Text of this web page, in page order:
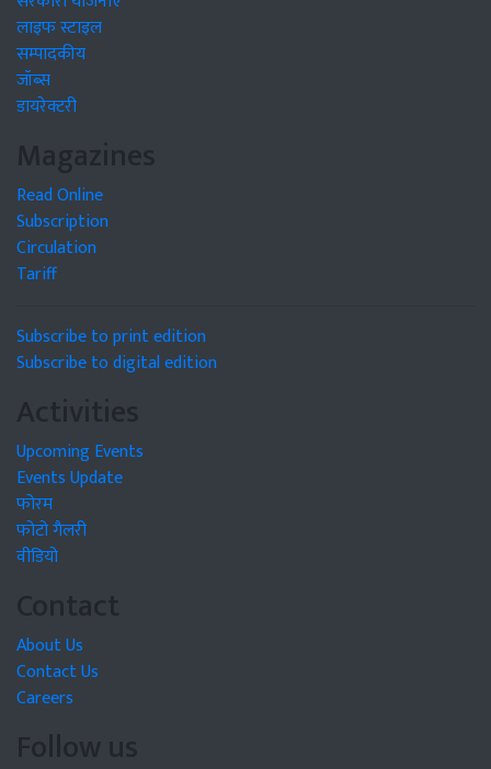
लाइफ स्टाइल
सम्पादकीय
जॉब्स
डायरेक्टरी
Magazines
Read Online
Subscription
Circulation
Tariff
Subscribe to print edition
Subscribe to digital edition
Activities
Upcoming Events
Events Update
फोरम
फोटो गैलरी
वीडियो
Contact
About Us
Contact Us
Careers
Follow us